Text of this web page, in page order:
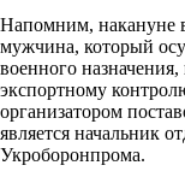
Напомним, накануне
мужчина, который
военного
экспортному
организатором
является начальник
Укроборонпрома.